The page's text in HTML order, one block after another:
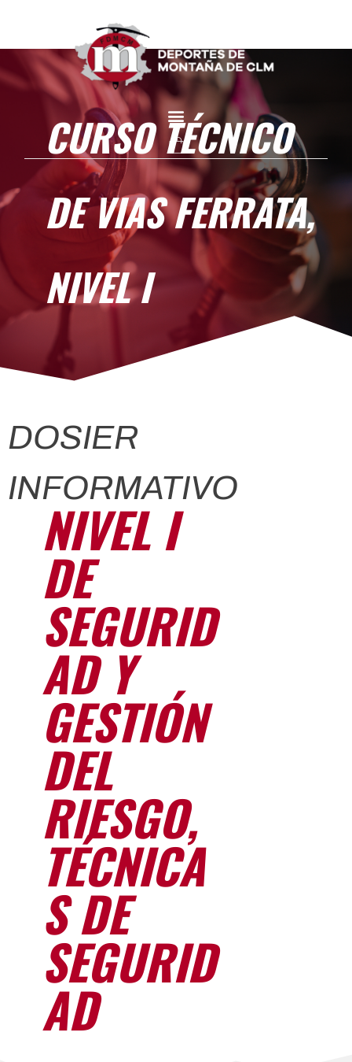
CURSO TÉCNICO
DE VIAS FERRATA,
NIVEL I
DOSIER
INFORMATIVO
NIVEL I
DE
SEGURID
AD Y
GESTIÓN
DEL
RIESGO,
TÉCNICA
S DE
SEGURID
AD